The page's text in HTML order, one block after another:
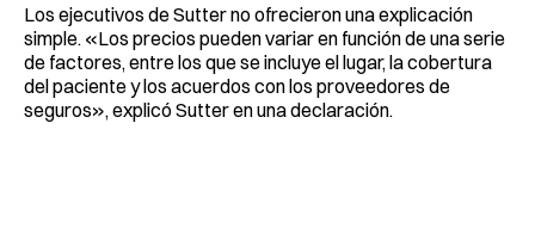
Los ejecutivos de Sutter no ofrecieron una explicación
simple. «Los precios pueden variar en función de una serie
de factores, entre los que se incluye el lugar, la cobertura
del paciente y los acuerdos con los proveedores de
seguros», explicó Sutter en una declaración.